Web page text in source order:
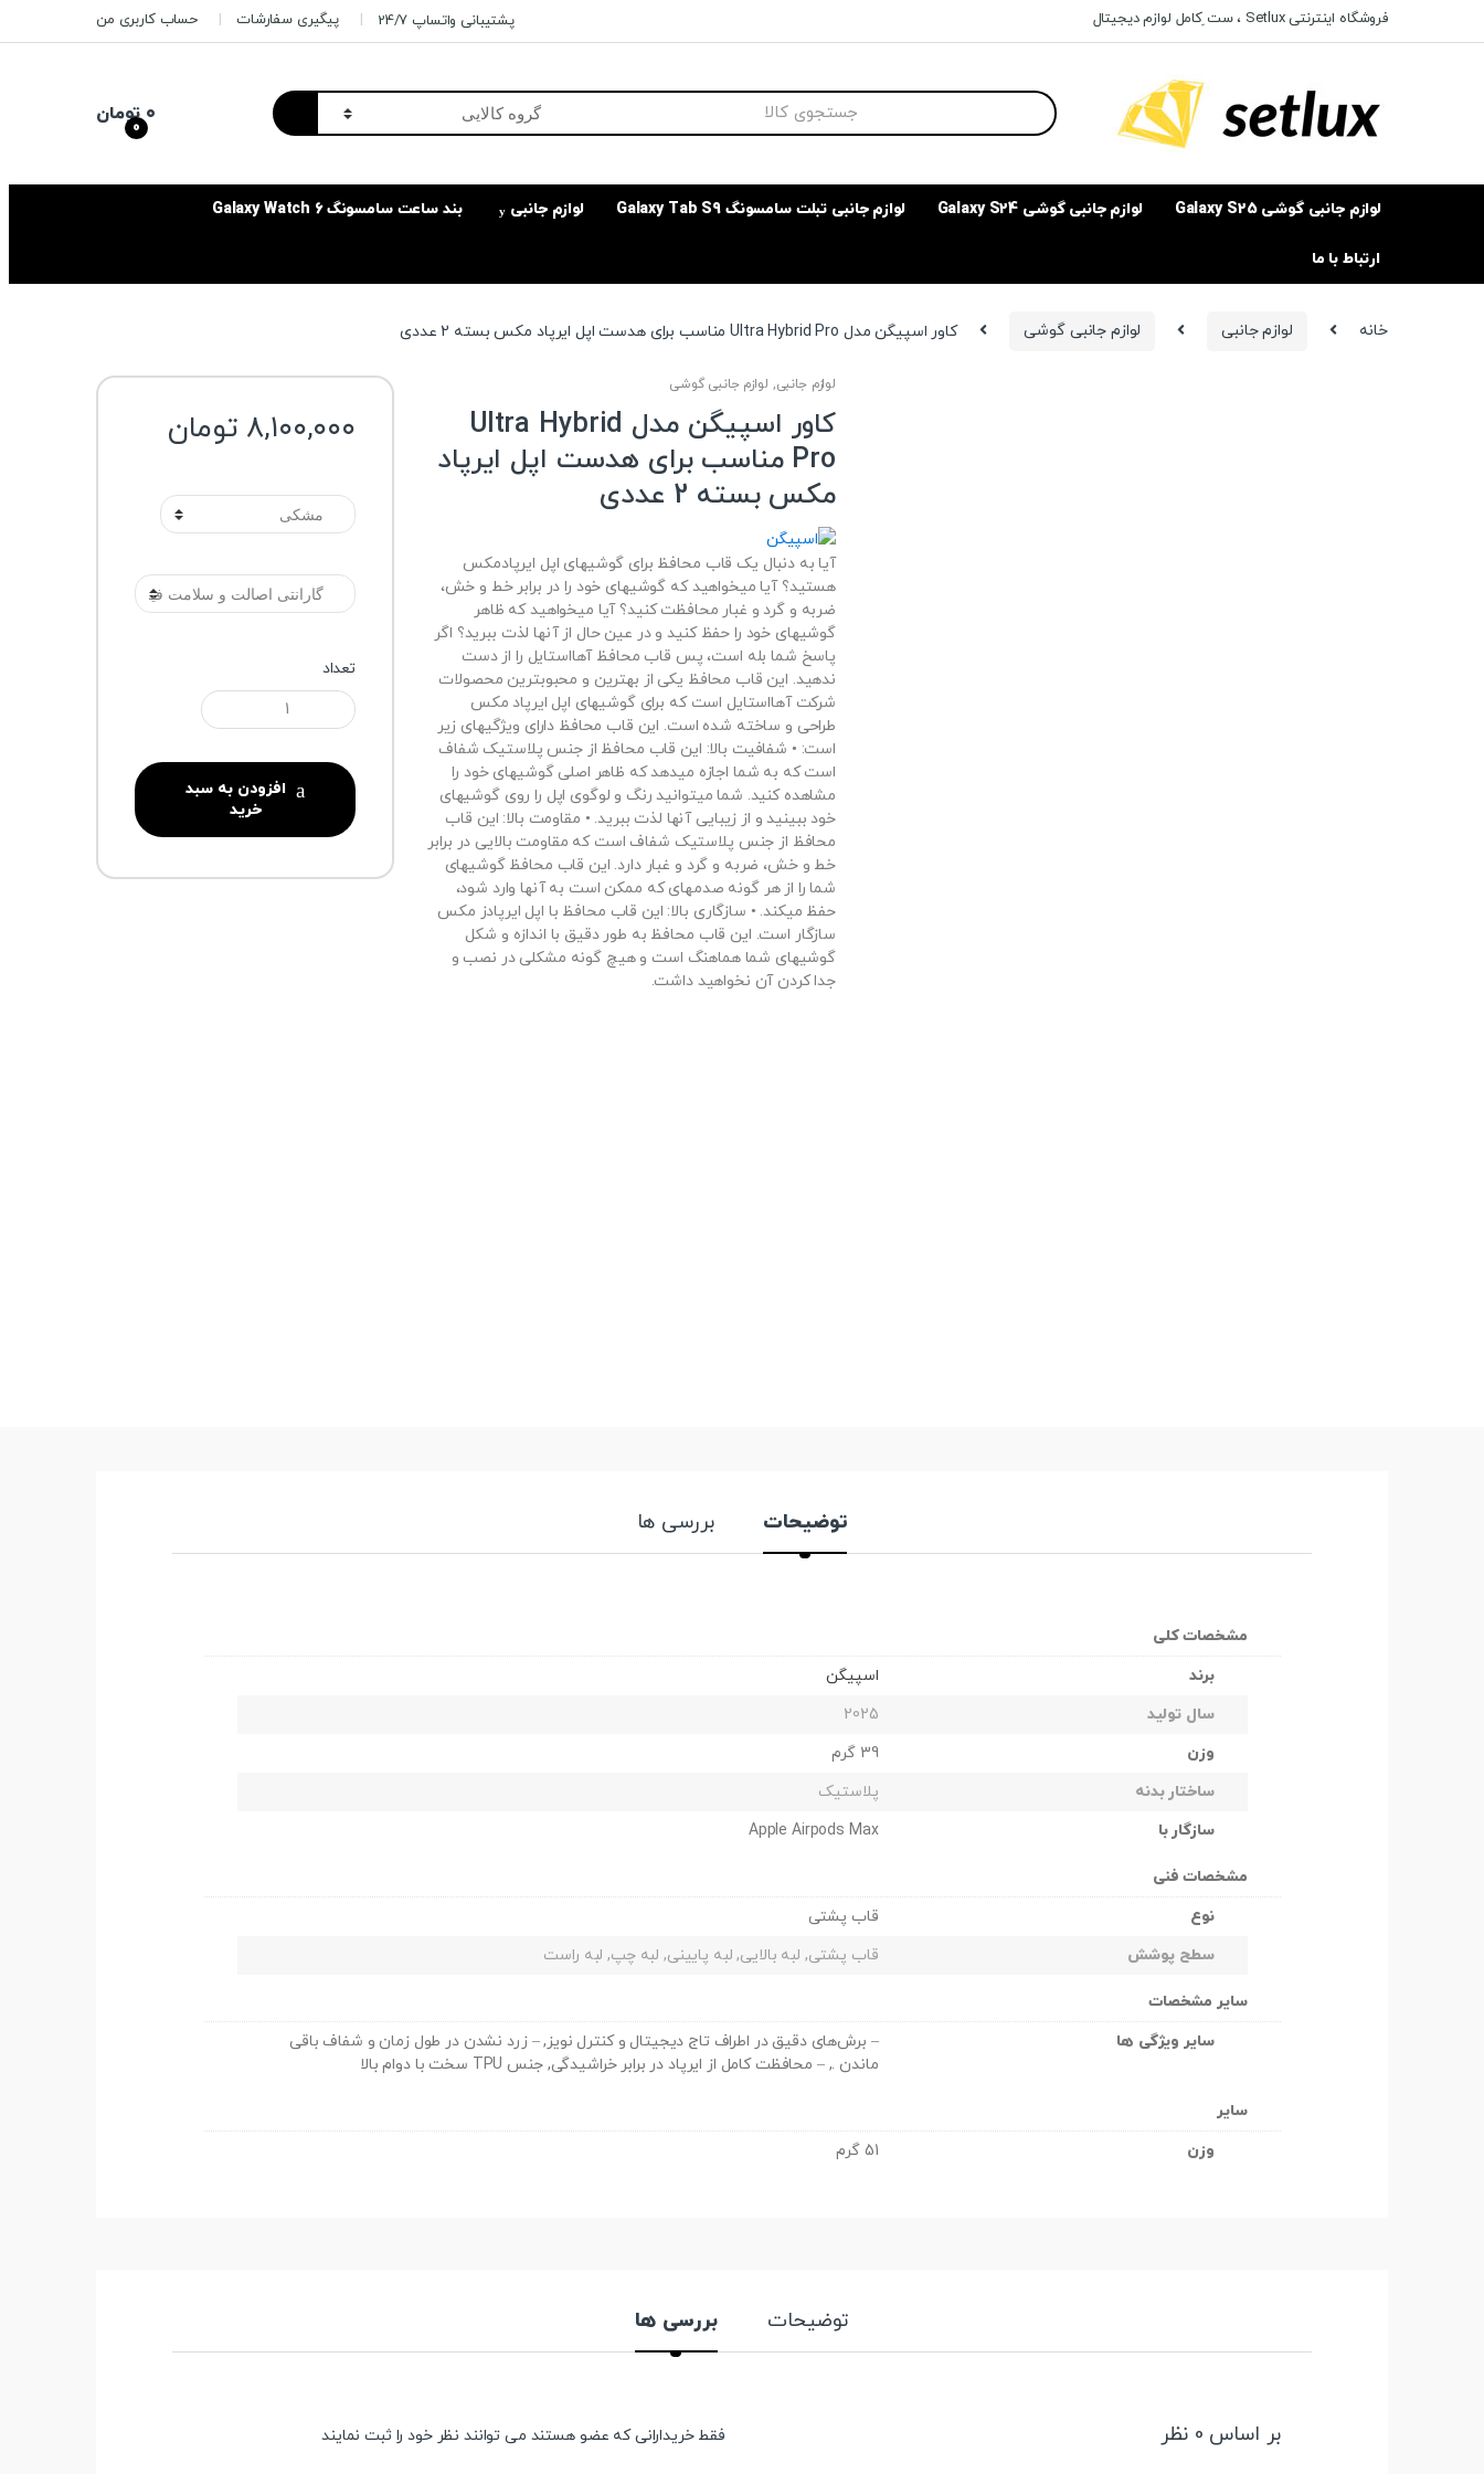
to
to
فروشگاه اینترنتی Setlux ، ست ِکامل لوازم دیجیتال پشتیبانی واتساپ 24/7 پیگیری سفارشات حساب کاربری من
Search
for:
0
۰ تومان
لوازم جانبی گوشی Galaxy S25 لوازم جانبی گوشی Galaxy S24 لوازم جانبی تبلت سامسونگ Galaxy Tab S9 لوازم جانبی بند ساعت سامسونگ Galaxy Watch 6
ارتباط با ما
خانه لوازم جانبی لوازم جانبی گوشی کاور اسپیگن مدل Ultra Hybrid Pro مناسب برای هدست اپل ایرپاد مکس بسته 2 عددی
لوازم جانبی, لوازم جانبی گوشی
کاور اسپیگن مدل Ultra Hybrid
Pro مناسب برای هدست اپل ایرپاد
مکس بسته 2 عددی
آیا به دنبال یک قاب محافظ برای گوشیهای اپل ایرپادمکس
هستید؟ آیا میخواهید که گوشیهای خود را در برابر خط و خش،
ضربه و گرد و غبار محافظت کنید؟ آیا میخواهید که ظاهر
گوشیهای خود را حفظ کنید و در عین حال از آنها لذت ببرید؟ اگر
پاسخ شما بله است، پس قاب محافظ آهااستایل را از دست
ندهید. این قاب محافظ یکی از بهترین و محبوبترین محصولات
شرکت آهااستایل است که برای گوشیهای اپل ایرپاد مکس
طراحی و ساخته شده است. این قاب محافظ دارای ویژگیهای زیر
است: • شفافیت بالا: این قاب محافظ از جنس پلاستیک شفاف
است که به شما اجازه میدهد که ظاهر اصلی گوشیهای خود را
مشاهده کنید. شما میتوانید رنگ و لوگوی اپل را روی گوشیهای
خود ببینید و از زیبایی آنها لذت ببرید. • مقاومت بالا: این قاب
محافظ از جنس پلاستیک شفاف است که مقاومت بالایی در برابر
خط و خش، ضربه و گرد و غبار دارد. این قاب محافظ گوشیهای
شما را از هر گونه صدمهای که ممکن است به آنها وارد شود،
حفظ میکند. • سازگاری بالا: این قاب محافظ با اپل ایرپادز مکس
سازگار است. این قاب محافظ به طور دقیق با اندازه و شکل
گوشیهای شما هماهنگ است و هیچ گونه مشکلی در نصب و
جدا کردن آن نخواهید داشت.
۸,۱۰۰,۰۰۰ تومان
تعداد
افزودن به سبد
خرید
توضیحات بررسی ها
مشخصات کلی
برند
اسپیگن
سال تولید
2025
وزن
39 گرم
ساختار بدنه
پلاستیک
سازگار با
Apple Airpods Max
مشخصات فنی
نوع
قاب پشتی
سطح پوشش
قاب پشتی, لبه بالایی, لبه پایینی, لبه چپ, لبه راست
سایر مشخصات
سایر ویژگی ها
– برش‌های دقیق در اطراف تاج دیجیتال و کنترل نویز, – زرد نشدن در طول زمان و شفاف باقی
ماندن ., – محافظت کامل از ایرپاد در برابر خراشیدگی, جنس TPU سخت با دوام بالا
سایر
وزن
51 گرم
توضیحات بررسی ها
بر اساس 0 نظر فقط خریدارانی که عضو هستند می توانند نظر خود را ثبت نمایند